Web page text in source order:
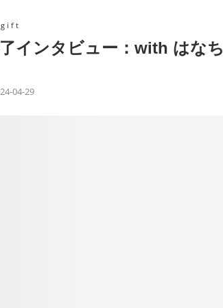
gift
インタビュー：with はなち
04-29